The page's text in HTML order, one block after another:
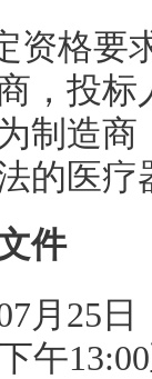
资格要
，投
制造
的医疗
件
月25
午